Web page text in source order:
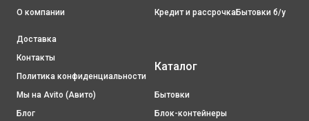
О компании
Доставка
Контакты
Политика конфиденциальности
Мы на Avito (Авито)
Блог
Кредит и рассрочкаБытовки б/у
Каталог
Бытовки
Блок-контейнеры